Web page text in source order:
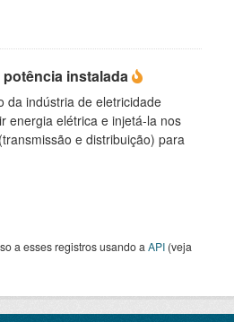
instalada
da indústria de eletricidade
energia elétrica e injetá-la nos
e distribuição) para
a esses registros usando a API (veja